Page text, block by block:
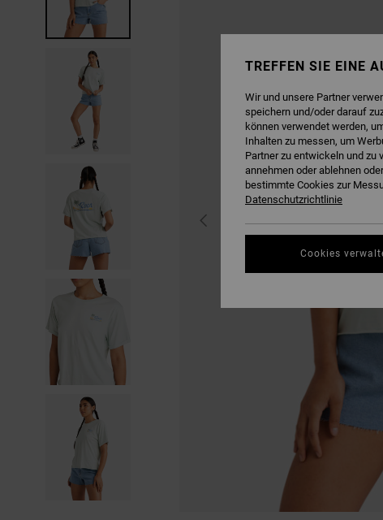
TREFFEN SIE EINE
Wir und unsere Partner
speichern und/oder darauf
können verwendet werden,
Inhalten zu messen, um
Partner zu entwickeln und zu
annehmen oder ablehnen
bestimmte Cookies zur
Datenschutzrichtlinie
Cookies